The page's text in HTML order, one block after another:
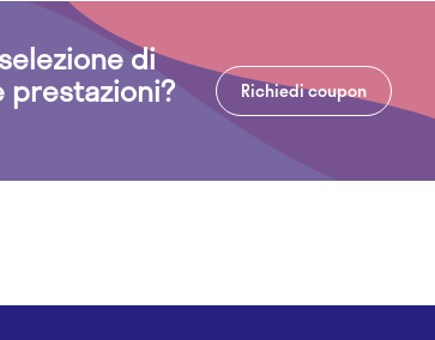
di
Richiedi coupon